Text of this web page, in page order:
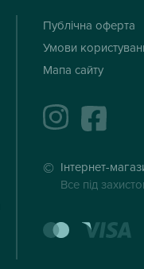
Публічна оферта
Умови
Мапа сайту
instagram
Інтернет-
Все під
mastercard